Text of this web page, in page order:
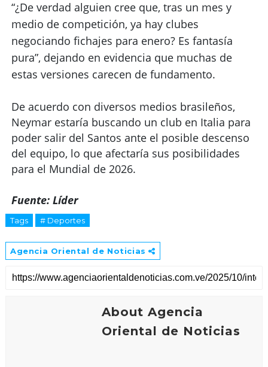
“¿De verdad alguien cree que, tras un mes y
medio de competición, ya hay clubes
negociando fichajes para enero? Es fantasía
pura”, dejando en evidencia que muchas de
estas versiones carecen de fundamento.
De acuerdo con diversos medios brasileños,
Neymar estaría buscando un club en Italia para
poder salir del Santos ante el posible descenso
del equipo, lo que afectaría sus posibilidades
para el Mundial de 2026.
Fuente: Líder
Tags # Deportes
Agencia Oriental de Noticias
About Agencia
Oriental de Noticias